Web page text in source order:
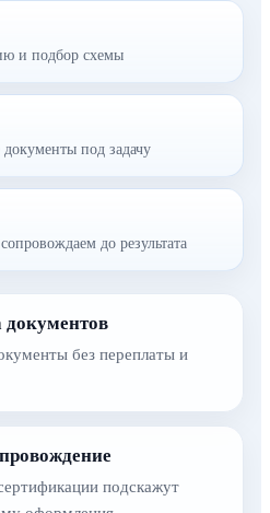
и подбор схемы
под задачу
до результата
документов
без переплаты и
подскажут